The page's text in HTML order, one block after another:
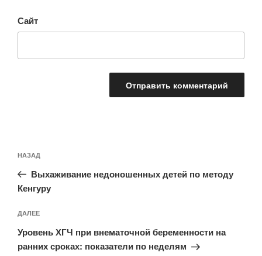
Сайт
по
записям
Предыдущая
запись:
НАЗАД
Выхаживание недоношенных детей по методу
Кенгуру
Следующая
запись
ДАЛЕЕ
Уровень ХГЧ при внематочной беременности на
ранних сроках: показатели по неделям